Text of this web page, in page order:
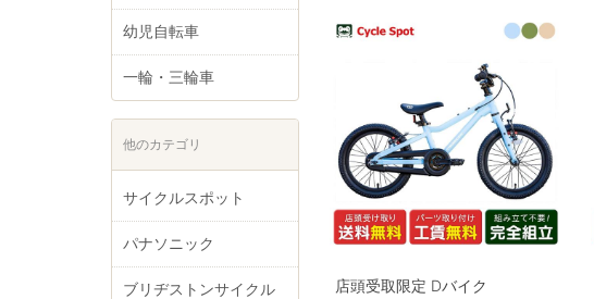
店頭受取限定 Dバイク
幼児自転車
一輪・三輪車
他のカテゴリ
サイクルスポット
パナソニック
ブリヂストンサイクル